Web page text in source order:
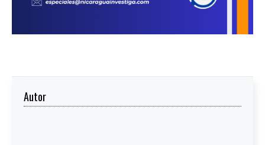
Autor